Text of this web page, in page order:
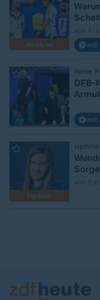
Analyse
mit
Keine
DFB-
mit
Update